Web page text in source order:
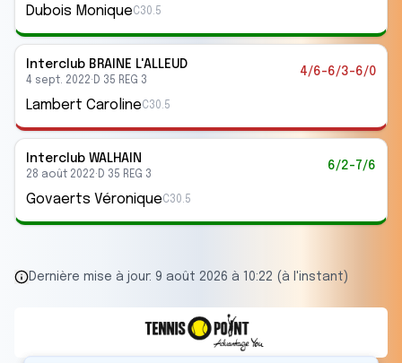
Dubois MoniqueC30.5
Interclub BRAINE L'ALLEUD
4 sept. 2022· D 35 REG 3
4/6-6/3-6/0
Lambert CarolineC30.5
Interclub WALHAIN
28 août 2022· D 35 REG 3
6/2-7/6
Govaerts VéroniqueC30.5
Dernière mise à jour: 9 août 2026 à 10:22 (à l'instant)